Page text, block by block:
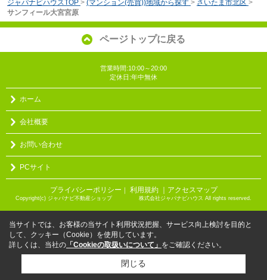
ジャパナビハウスTOP > (マンション(売買))地域から探す > さいたま市北区 >
サンフィール大宮宮原
ページトップに戻る
営業時間:10:00～20:00
定休日:年中無休
ホーム
会社概要
お問い合わせ
PCサイト
プライバシーポリシー ｜ 利用規約 ｜アクセスマップ
Copyright(c) ジャパナビ不動産ショップ 株式会社ジャパナビハウス All rights reserved.
当サイトでは、お客様の当サイト利用状況把握、サービス向上検討を目的と
して、クッキー（Cookie）を使用しています。
詳しくは、当社の 「Cookieの取扱いについて」 をご確認ください。
閉じる